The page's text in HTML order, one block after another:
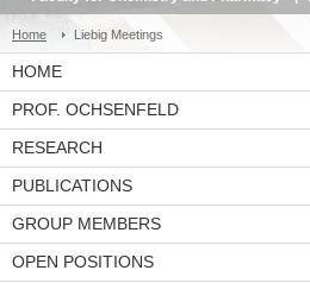
Service Portal
Home Liebig Meetings
HOME
PROF. OCHSENFELD
RESEARCH
PUBLICATIONS
GROUP MEMBERS
OPEN POSITIONS